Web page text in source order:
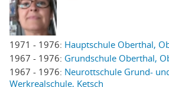
1971 - 1976: Hauptschule Oberthal,
1967 - 1976: Grundschule Oberthal,
1967 - 1976: Neurottschule Grund-
Werkrealschule, Ketsch